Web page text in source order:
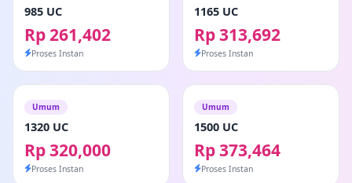
985 UC
Rp 261,402
Proses Instan
1165 UC
Rp 313,692
Proses Instan
Umum
1320 UC
Rp 320,000
Proses Instan
Umum
1500 UC
Rp 373,464
Proses Instan